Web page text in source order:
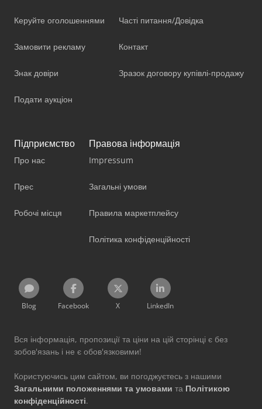
Керуйте оголошеннями
Замовити рекламу
Знак довіри
Подати аукціон
Часті питання/Довідка
Контакт
Зразок договору купівлі-продажу
Підприємство
Про нас
Прес
Робочі місця
Правова інформація
Impressum
Загальні умови
Правила маркетплейсу
Політика конфіденційності
Blog Facebook X LinkedIn
Вся інформація, пропозиції та ціни на цій сторінці є без
зобов'язань і не є обов'язковими!
Користуючись цим сайтом, ви погоджуєтесь з нашими
Загальними положеннями та умовами та Політикою
конфіденційності.